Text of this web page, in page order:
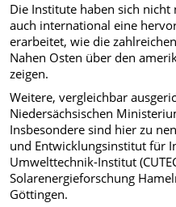
Die Institute haben sich
auch international eine
erarbeitet, wie die
Nahen Osten über den
zeigen.
Weitere, vergleichbar
Niedersächsischen
Insbesondere sind hier zu
und Entwicklungsinstitut für
Umwelttechnik-Institut
Solarenergieforschung
Göttingen.